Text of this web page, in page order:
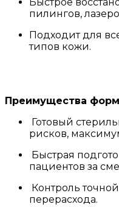
пилингов,
Подходит для
типов кожи.
Преимущества
Готовый
рисков,
Быстрая
пациентов за
Контроль
перерасхода.